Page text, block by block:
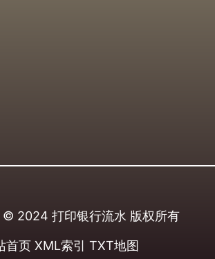
© 2024 打印银行流水 版权所有
首页 XML索引 TXT地图